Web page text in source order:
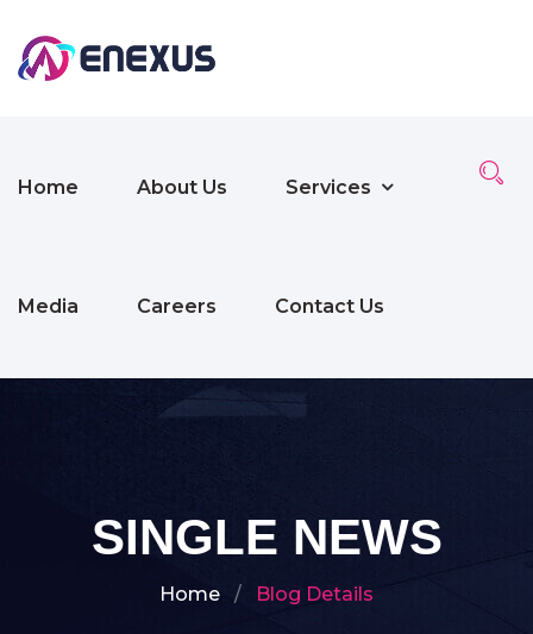
Home About Us Services
Media Careers Contact Us
SINGLE NEWS
Home Blog Details